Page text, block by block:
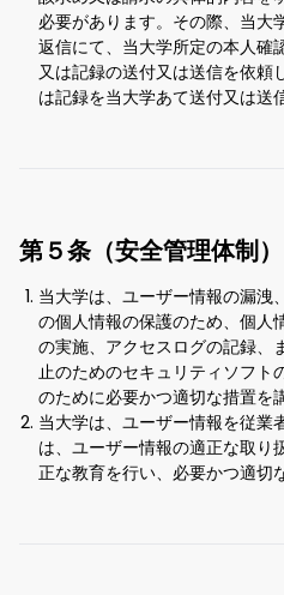
必要があります。その際、当大
返信にて、当大学所定の本人確
又は記録の送付又は送信を依頼
は記録を当大学あて送付又は送
第５条（安全管理体制）
当大学は、ユーザー情報の漏洩
の個人情報の保護のため、個人
の実施、アクセスログの記録、
止のためのセキュリティソフト
のために必要かつ適切な措置を
当大学は、ユーザー情報を従業
は、ユーザー情報の適正な取り
正な教育を行い、必要かつ適切